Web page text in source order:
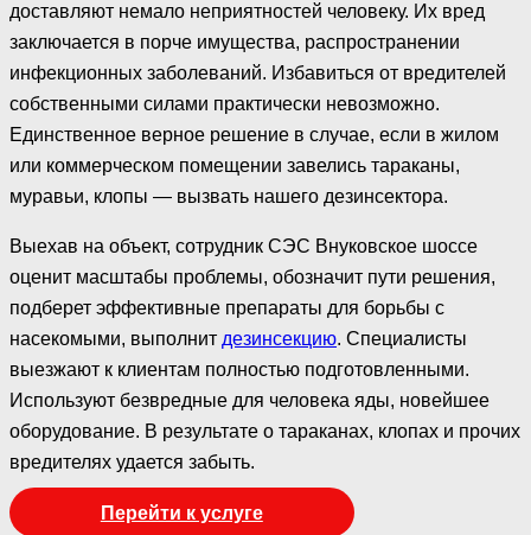
доставляют немало неприятностей человеку. Их вред
заключается в порче имущества, распространении
инфекционных заболеваний. Избавиться от вредителей
собственными силами практически невозможно.
Единственное верное решение в случае, если в жилом
или коммерческом помещении завелись тараканы,
муравьи, клопы — вызвать нашего дезинсектора.
Выехав на объект, сотрудник СЭС Внуковское шоссе
оценит масштабы проблемы, обозначит пути решения,
подберет эффективные препараты для борьбы с
насекомыми, выполнит дезинсекцию. Специалисты
выезжают к клиентам полностью подготовленными.
Используют безвредные для человека яды, новейшее
оборудование. В результате о тараканах, клопах и прочих
вредителях удается забыть.
Перейти к услуге